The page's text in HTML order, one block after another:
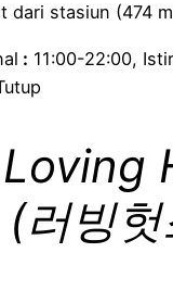
dari stasiun (474
: 11:00-22:00,
Loving
러빙